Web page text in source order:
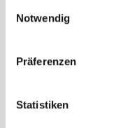
Wenn Sie es erlauben,
Erfahren Sie mehr
Notwendig
Präferenzen
Statistiken